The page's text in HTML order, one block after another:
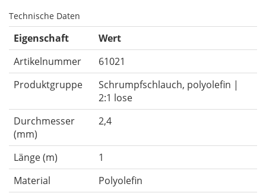
Technische Daten
Eigenschaft
Wert
Artikelnummer
61021
Produktgruppe
Schrumpfschlauch, polyolefin |
2:1 lose
Durchmesser
(mm)
2,4
Länge (m)
1
Material
Polyolefin